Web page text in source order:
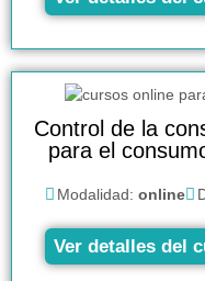
Control de la
para el
Modalidad: online
Ver detalles del